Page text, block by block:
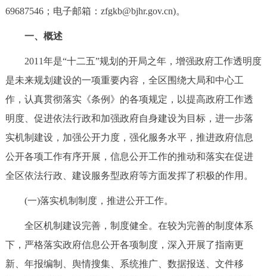
政民互动
12345网上接诉即办
参与调查 在线访谈 图说互动
走进北京
北京概况 十六区概览 人文北京
绿色北京 图说北京 视频北京
多语种
ENGLISH 한국어 日本語
DEUTSCH FRANÇAIS РУССКИЙ ЯЗЫК
69687546；电子邮箱：zfgkb@bjhr.gov.cn)。
一、概述
2011年是“十二五”规划的开局之年，增强政府工作透明度
是未来规划建设的一项重要内容，全区围绕大局和中心工
作，认真贯彻落实《条例》的各项规定，以提高政府工作透
明度、促进依法行政和加强政府自身建设为目标，进一步落
实机制建设，加强公开力度，强化服务水平，推进政府信息
公开各项工作有序开展，信息公开工作的推动和落实在促进
全区依法行政、建设服务型政府等方面发挥了积极的作用。
(一)落实机制制度，推进公开工作。
全区机制建设完善，制度健全。在较为完善的制度体系
下，严格落实政府信息公开各项制度，深入开展了指南更
新、年报编制、舆情搜集、系统推广、数据报送、文件移